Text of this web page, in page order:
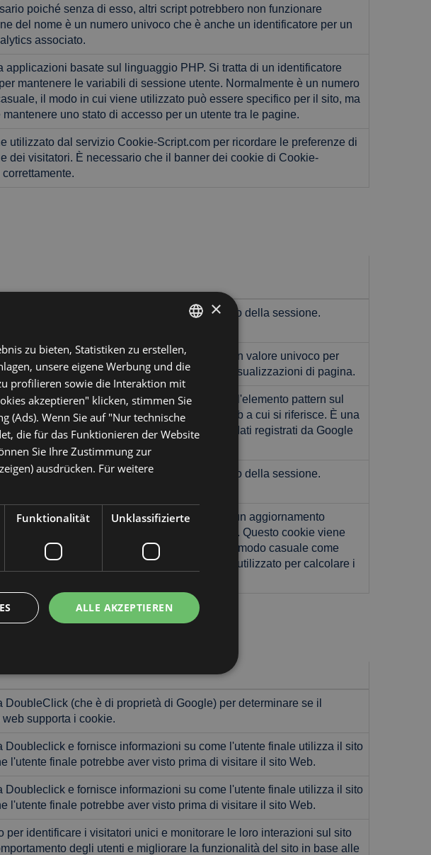
poiché senza di esso, altri script potrebbero non funzionare
del nome è un numero univoco che è anche un identificatore per un
associato.
applicazioni basate sul linguaggio PHP. Si tratta di un identificatore
mantenere le variabili di sessione utente. Normalmente è un numero
il modo in cui viene utilizzato può essere specifico per il sito, ma
uno stato di accesso per un utente tra le pagine.
utilizzato dal servizio Cookie-Script.com per ricordare le preferenze di
dei visitatori. È necessario che il banner dei cookie di Cookie-
da Google Analytics per mantenere lo stato della sessione.
da Google Analytics. Memorizza e aggiorna un valore univoco per
utilizzato per contare e tenere traccia delle visualizzazioni di pagina.
pattern impostato da Google Analytics, in cui l'elemento pattern sul
univoco dell'account o del sito Web a cui si riferisce. È una
che viene utilizzato per limitare la quantità di dati registrati da Google
di traffico.
da Google Analytics per mantenere lo stato della sessione.
a Google Universal Analytics, che è un aggiornamento
analisi più comunemente utilizzato da Google. Questo cookie viene
unici assegnando un numero generato in modo casuale come
incluso in ogni richiesta di pagina in un sito e utilizzato per calcolare i
(che è di proprietà di Google) per determinare se il
supporta i cookie.
Doubleclick e fornisce informazioni su come l'utente finale utilizza il sito
l'utente finale potrebbe aver visto prima di visitare il sito Web.
Doubleclick e fornisce informazioni su come l'utente finale utilizza il sito
l'utente finale potrebbe aver visto prima di visitare il sito Web.
per identificare i visitatori unici e monitorare le loro interazioni sul sito
degli utenti e migliorare la funzionalità del sito in base alle
ITALIAN
ENGLISH
FRENCH
GERMAN
×
zu bieten, Statistiken zu erstellen,
unsere eigene Werbung und die
profilieren sowie die Interaktion mit
akzeptieren" klicken, stimmen Sie
(Ads). Wenn Sie auf "Nur technische
die für das Funktionieren der Website
Sie Ihre Zustimmung zur
ausdrücken. Für weitere
Funktionalität Unklassifizierte
ALLE AKZEPTIEREN
Funktionalität Unklassifizierte
nicht ordnungsgemäß verwendet werden.
cookie è associato ai siti che utilizzano Google
per caricare altri script e codice in una
necessario poiché senza di esso, altri
non funzionare correttamente. La fine
è un numero univoco che è anche un